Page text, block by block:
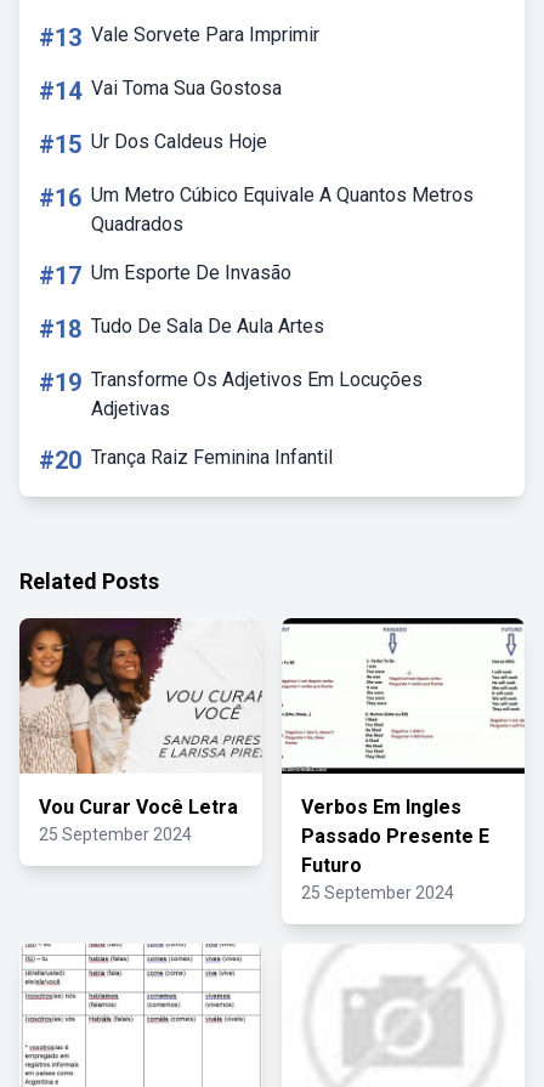
#13 Vale Sorvete Para Imprimir
#14 Vai Toma Sua Gostosa
#15 Ur Dos Caldeus Hoje
#16 Um Metro Cúbico Equivale A Quantos Metros
Quadrados
#17 Um Esporte De Invasão
#18 Tudo De Sala De Aula Artes
#19 Transforme Os Adjetivos Em Locuções
Adjetivas
#20 Trança Raiz Feminina Infantil
Related Posts
Vou Curar Você Letra
25 September 2024
Verbos Em Ingles
Passado Presente E
Futuro
25 September 2024